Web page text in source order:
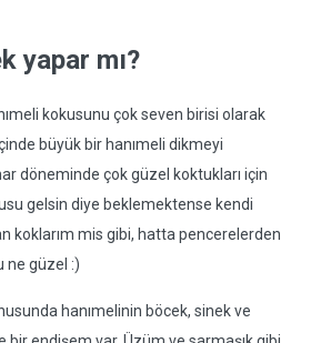
yapar mı?
kokusunu çok seven birisi olarak
büyük bir hanımeli dikmeyi
döneminde çok güzel koktukları için
gelsin diye beklemektense kendi
koklarım mis gibi, hatta pencerelerden
ne güzel :)
hanımelinin böcek, sinek ve